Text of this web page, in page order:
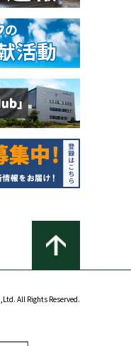
All Rights Reserved.